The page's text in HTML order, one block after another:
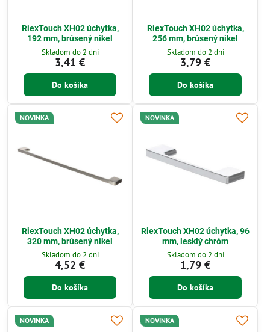
RiexTouch XH02 úchytka,
192 mm, brúsený nikel
Skladom do 2 dni
3,41 €
Do košíka
RiexTouch XH02 úchytka,
256 mm, brúsený nikel
Skladom do 2 dni
3,79 €
Do košíka
NOVINKA
RiexTouch XH02 úchytka,
320 mm, brúsený nikel
Skladom do 2 dni
4,52 €
Do košíka
NOVINKA
RiexTouch XH02 úchytka, 96
mm, lesklý chróm
Skladom do 2 dni
1,79 €
Do košíka
NOVINKA NOVINKA